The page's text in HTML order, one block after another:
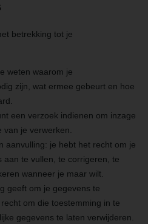
betrekking tot je
weten waarom je
zijn, wat ermee gebeurt en hoe
een verzoek indienen om inzage
van je verwerken.
aanvulling: je hebt het recht om je
aan te vullen, te corrigeren, te
wanneer je maar wilt.
geeft om je gegevens te
om die toestemming in te
gegevens te laten verwijderen.